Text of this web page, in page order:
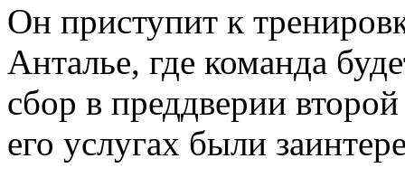
Он приступит к
Анталье, где команда
сбор в преддверии
его услугах были